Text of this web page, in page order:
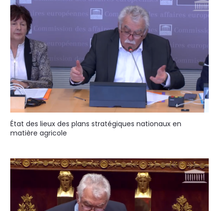
État des lieux des plans stratégiques nationaux en
matière agricole